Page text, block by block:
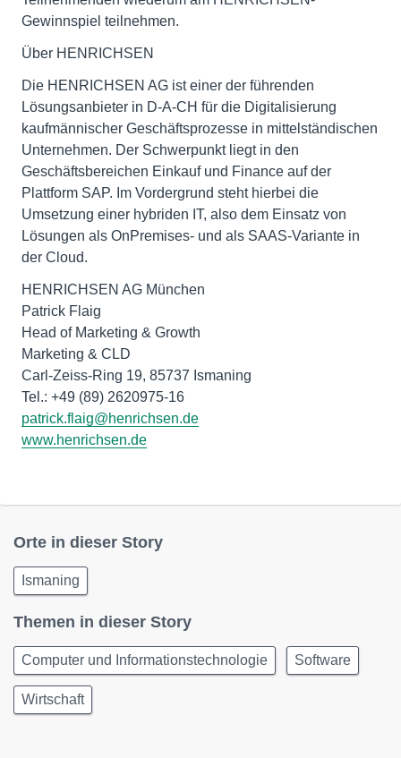
Gewinnspiel teilnehmen.
Über HENRICHSEN
Die HENRICHSEN AG ist einer der führenden
Lösungsanbieter in D-A-CH für die Digitalisierung
kaufmännischer Geschäftsprozesse in mittelständischen
Unternehmen. Der Schwerpunkt liegt in den
Geschäftsbereichen Einkauf und Finance auf der
Plattform SAP. Im Vordergrund steht hierbei die
Umsetzung einer hybriden IT, also dem Einsatz von
Lösungen als OnPremises- und als SAAS-Variante in
der Cloud.
HENRICHSEN AG München
Patrick Flaig
Head of Marketing & Growth
Marketing & CLD
Carl-Zeiss-Ring 19, 85737 Ismaning
patrick.flaig@henrichsen.de
www.henrichsen.de
Orte in dieser Story
Ismaning
Themen in dieser Story
Computer und Informationstechnologie Software
Wirtschaft